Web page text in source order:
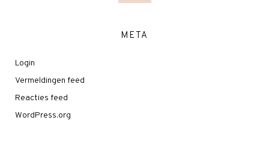
META
Login
Vermeldingen feed
Reacties feed
WordPress.org